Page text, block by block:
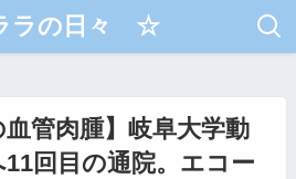
の日々 ☆
血管肉腫】岐阜大学動
回目の通院。エコー